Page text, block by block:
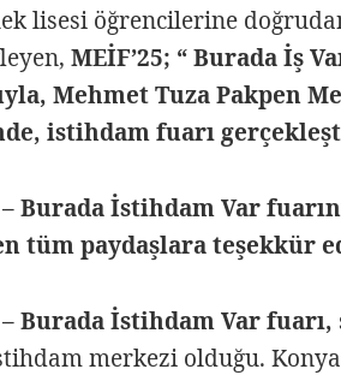
lisesi öğrencilerine
MEİF’25; “ Burada İş
Mehmet Tuza Pakpen
istihdam fuarı
Burada İstihdam Var
tüm paydaşlara teşekkür
Burada İstihdam Var fuarı,
merkezi olduğu.